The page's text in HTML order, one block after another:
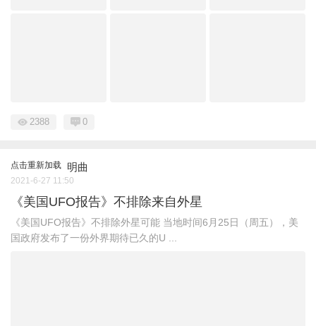
2388 0
点击重新加载 明曲
2021-6-27 11:50
《美国UFO报告》不排除来自外星
《美国UFO报告》不排除外星可能 当地时间6月25日（周五），美
国政府发布了一份外界期待已久的U ...